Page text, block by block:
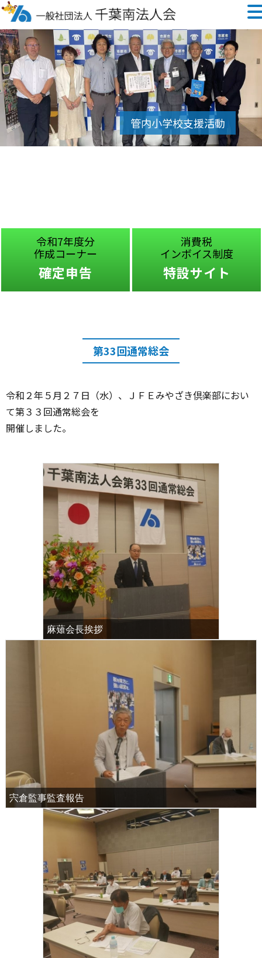
令和7年度分
作成コーナー
確定申告
消費税
インボイス制度
特設サイト
第33回通常総会
令和２年５月２７日（水）、ＪＦＥみやざき倶楽部におい
て第３３回通常総会を
開催しました。
麻薙会長挨拶
宍倉監事監査報告